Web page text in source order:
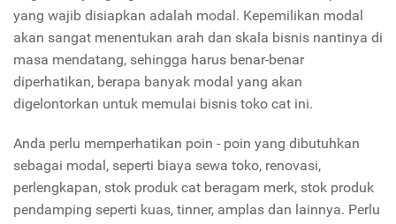
yang wajib disiapkan adalah modal. Kepemilikan modal
akan sangat menentukan arah dan skala bisnis nantinya di
masa mendatang, sehingga harus benar-benar
diperhatikan, berapa banyak modal yang akan
digelontorkan untuk memulai bisnis toko cat ini.
Anda perlu memperhatikan poin - poin yang dibutuhkan
sebagai modal, seperti biaya sewa toko, renovasi,
perlengkapan, stok produk cat beragam merk, stok produk
pendamping seperti kuas, tinner, amplas dan lainnya. Perlu